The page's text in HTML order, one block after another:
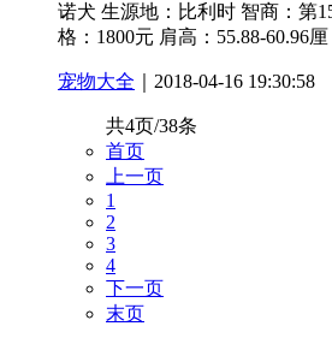
诺犬 生源地：比利时 智商：第
格：1800元 肩高：55.88-60.96厘
宠物大全 ｜2018-04-16 19:30:58
共4页/38条
首页
上一页
1
2
3
4
下一页
末页